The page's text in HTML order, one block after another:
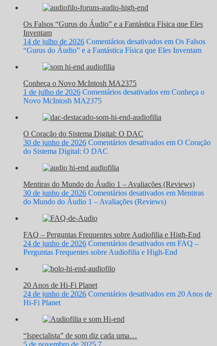
Os Falsos “Gurus do Áudio” e a Fantástica Física que Eles
Inventam
14 de julho de 2026 Comentários desativados em Os Falsos
“Gurus do Áudio” e a Fantástica Física que Eles Inventam
Conheça o Novo McIntosh MA2375
1 de julho de 2026 Comentários desativados em Conheça o
Novo McIntosh MA2375
O Coração do Sistema Digital: O DAC
30 de junho de 2026 Comentários desativados em O Coração
do Sistema Digital: O DAC
Mentiras do Mundo do Áudio 1 – Avaliações (Reviews)
30 de junho de 2026 Comentários desativados em Mentiras
do Mundo do Áudio 1 – Avaliações (Reviews)
FAQ – Perguntas Frequentes sobre Audiofilia e High-End
24 de junho de 2026 Comentários desativados em FAQ –
Perguntas Frequentes sobre Audiofilia e High-End
20 Anos de Hi-Fi Planet
24 de junho de 2026 Comentários desativados em 20 Anos de
Hi-Fi Planet
“Ispecialista” de som diz cada uma…
5 de novembro de 2025 7